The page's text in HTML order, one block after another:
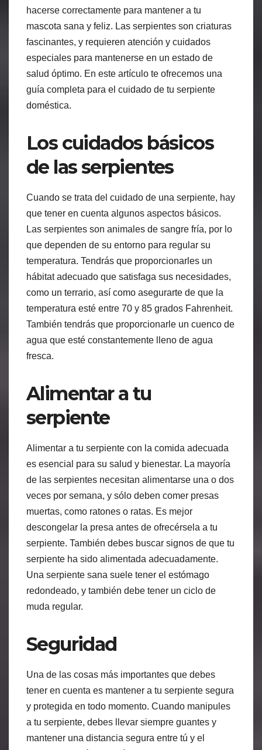
hacerse correctamente para mantener a tu
mascota sana y feliz. Las serpientes son criaturas
fascinantes, y requieren atención y cuidados
especiales para mantenerse en un estado de
salud óptimo. En este artículo te ofrecemos una
guía completa para el cuidado de tu serpiente
doméstica.
Los cuidados básicos
de las serpientes
Cuando se trata del cuidado de una serpiente, hay
que tener en cuenta algunos aspectos básicos.
Las serpientes son animales de sangre fría, por lo
que dependen de su entorno para regular su
temperatura. Tendrás que proporcionarles un
hábitat adecuado que satisfaga sus necesidades,
como un terrario, así como asegurarte de que la
temperatura esté entre 70 y 85 grados Fahrenheit.
También tendrás que proporcionarle un cuenco de
agua que esté constantemente lleno de agua
fresca.
Alimentar a tu
serpiente
Alimentar a tu serpiente con la comida adecuada
es esencial para su salud y bienestar. La mayoría
de las serpientes necesitan alimentarse una o dos
veces por semana, y sólo deben comer presas
muertas, como ratones o ratas. Es mejor
descongelar la presa antes de ofrecérsela a tu
serpiente. También debes buscar signos de que tu
serpiente ha sido alimentada adecuadamente.
Una serpiente sana suele tener el estómago
redondeado, y también debe tener un ciclo de
muda regular.
Seguridad
Una de las cosas más importantes que debes
tener en cuenta es mantener a tu serpiente segura
y protegida en todo momento. Cuando manipules
a tu serpiente, debes llevar siempre guantes y
mantener una distancia segura entre tú y el